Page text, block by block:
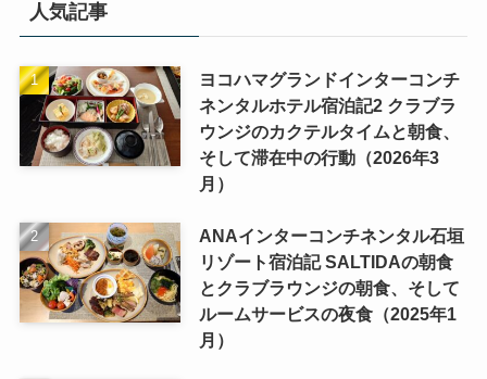
人気記事
ヨコハマグランドインターコンチ
ネンタルホテル宿泊記2 クラブラ
ウンジのカクテルタイムと朝食、
そして滞在中の行動（2026年3
月）
ANAインターコンチネンタル石垣
リゾート宿泊記 SALTIDAの朝食
とクラブラウンジの朝食、そして
ルームサービスの夜食（2025年1
月）